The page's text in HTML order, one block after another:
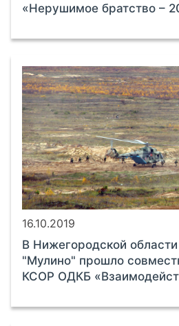
«Нерушимое братство –
16.10.2019
В Нижегородской
"Мулино" прошло
КСОР ОДКБ